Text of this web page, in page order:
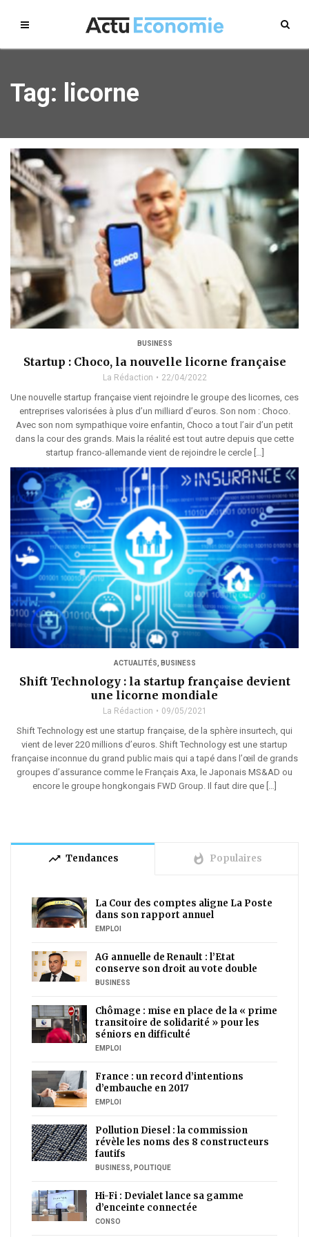
Tag: licorne
BUSINESS
Startup : Choco, la nouvelle licorne française
La Rédaction 22/04/2022
Une nouvelle startup française vient rejoindre le groupe des licornes, ces
entreprises valorisées à plus d’un milliard d’euros. Son nom : Choco.
Avec son nom sympathique voire enfantin, Choco a tout l’air d’un petit
dans la cour des grands. Mais la réalité est tout autre depuis que cette
startup franco-allemande vient de rejoindre le cercle […]
ACTUALITÉS BUSINESS
Shift Technology : la startup française devient
une licorne mondiale
La Rédaction 09/05/2021
Shift Technology est une startup française, de la sphère insurtech, qui
vient de lever 220 millions d’euros. Shift Technology est une startup
française inconnue du grand public mais qui a tapé dans l’œil de grands
groupes d’assurance comme le Français Axa, le Japonais MS&AD ou
encore le groupe hongkongais FWD Group. Il faut dire que […]
trending_up Tendances whatshot Populaires
La Cour des comptes aligne La Poste
dans son rapport annuel
EMPLOI
AG annuelle de Renault : l’Etat
conserve son droit au vote double
BUSINESS
Chômage : mise en place de la « prime
transitoire de solidarité » pour les
séniors en difficulté
EMPLOI
France : un record d’intentions
d’embauche en 2017
EMPLOI
Pollution Diesel : la commission
révèle les noms des 8 constructeurs
fautifs
BUSINESS POLITIQUE
Hi-Fi : Devialet lance sa gamme
d’enceinte connectée
CONSO